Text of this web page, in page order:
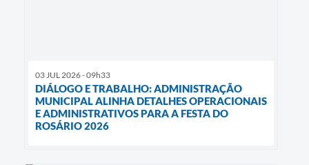
03 JUL 2026 - 09h33
DIÁLOGO E TRABALHO: ADMINISTRAÇÃO
MUNICIPAL ALINHA DETALHES OPERACIONAIS
E ADMINISTRATIVOS PARA A FESTA DO
ROSÁRIO 2026